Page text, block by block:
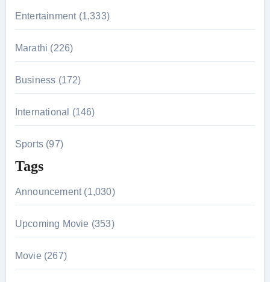
r
:
Entertainment (1,333)
Marathi (226)
Business (172)
International (146)
Sports (97)
Tags
Announcement (1,030)
Upcoming Movie (353)
Movie (267)